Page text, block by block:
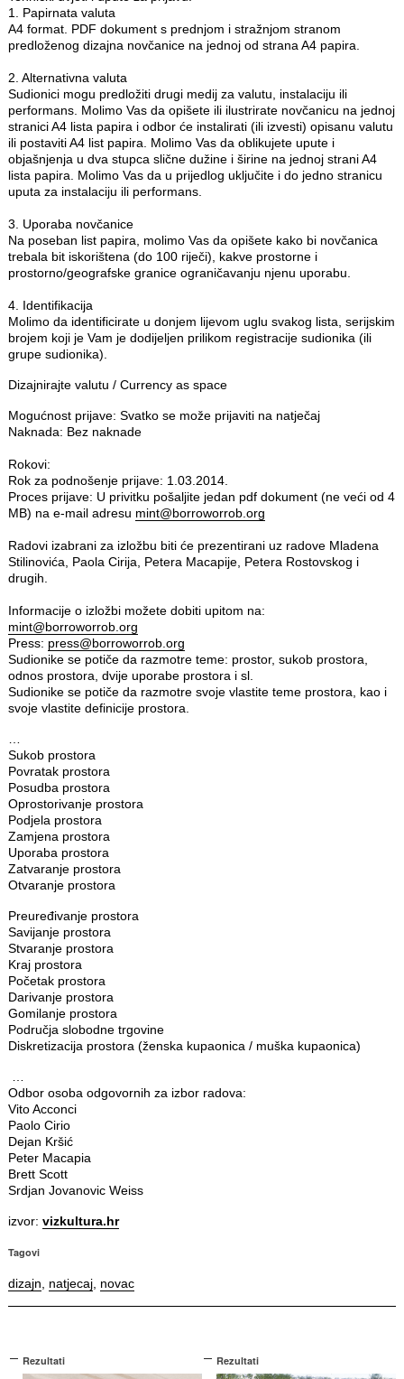
1. Papirnata valuta
A4 format. PDF dokument s prednjom i stražnjom stranom
predloženog dizajna novčanice na jednoj od strana A4 papira.
2. Alternativna valuta
Sudionici mogu predložiti drugi medij za valutu, instalaciju ili
performans. Molimo Vas da opišete ili ilustrirate novčanicu na jednoj
stranici A4 lista papira i odbor će instalirati (ili izvesti) opisanu valutu
ili postaviti A4 list papira. Molimo Vas da oblikujete upute i
objašnjenja u dva stupca slične dužine i širine na jednoj strani A4
lista papira. Molimo Vas da u prijedlog uključite i do jedno stranicu
uputa za instalaciju ili performans.
3. Uporaba novčanice
Na poseban list papira, molimo Vas da opišete kako bi novčanica
trebala bit iskorištena (do 100 riječi), kakve prostorne i
prostorno/geografske granice ograničavanju njenu uporabu.
4. Identifikacija
Molimo da identificirate u donjem lijevom uglu svakog lista, serijskim
brojem koji je Vam je dodijeljen prilikom registracije sudionika (ili
grupe sudionika).
Dizajnirajte valutu / Currency as space
Mogućnost prijave: Svatko se može prijaviti na natječaj
Naknada: Bez naknade
Rokovi:
Rok za podnošenje prijave: 1.03.2014.
Proces prijave: U privitku pošaljite jedan pdf dokument (ne veći od 4
MB) na e-mail adresu mint@borroworrob.org
Radovi izabrani za izložbu biti će prezentirani uz radove Mladena
Stilinovića, Paola Cirija, Petera Macapije, Petera Rostovskog i
drugih.
Informacije o izložbi možete dobiti upitom na:
mint@borroworrob.org
Press: press@borroworrob.org
Sudionike se potiče da razmotre teme: prostor, sukob prostora,
odnos prostora, dvije uporabe prostora i sl.
Sudionike se potiče da razmotre svoje vlastite teme prostora, kao i
svoje vlastite definicije prostora.
Sukob prostora
Povratak prostora
Posudba prostora
Oprostorivanje prostora
Podjela prostora
Zamjena prostora
Uporaba prostora
Zatvaranje prostora
Otvaranje prostora
Preuređivanje prostora
Savijanje prostora
Stvaranje prostora
Kraj prostora
Početak prostora
Darivanje prostora
Gomilanje prostora
Područja slobodne trgovine
Diskretizacija prostora (ženska kupaonica / muška kupaonica)
Odbor osoba odgovornih za izbor radova:
Vito Acconci
Paolo Cirio
Dejan Kršić
Peter Macapia
Brett Scott
Srdjan Jovanovic Weiss
izvor: vizkultura.hr
Tagovi
dizajn natjecaj, novac
Rezultati Rezultati